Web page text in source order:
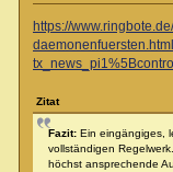
https://
Zitat
Fazit:Ein eingängiges,
vollständigen
höchst ansprechende